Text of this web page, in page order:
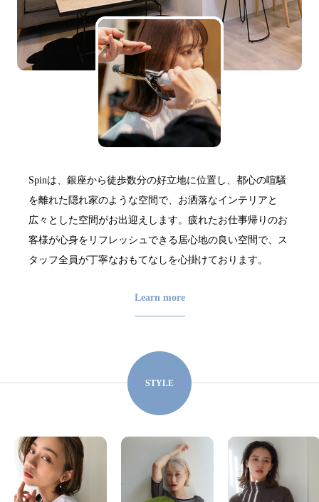
Spinは、銀座から徒歩数分の好立地に位置し、都心の喧騒
を離れた隠れ家のような空間で、お洒落なインテリアと
広々とした空間がお出迎えします。疲れたお仕事帰りのお
客様が心身をリフレッシュできる居心地の良い空間で、ス
タッフ全員が丁寧なおもてなしを心掛けております。
Learn more
STYLE